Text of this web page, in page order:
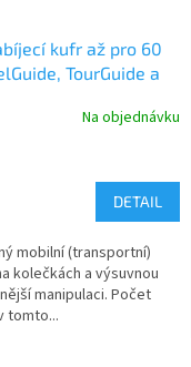
kufr až pro 60
TourGuide a
Na objednávku
DETAIL
mobilní (transportní)
kolečkách a výsuvnou
manipulaci. Počet
tomto...